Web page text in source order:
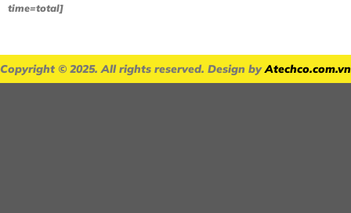
time=total]
Copyright © 2025. All rights reserved. Design byAtechco.com.vn